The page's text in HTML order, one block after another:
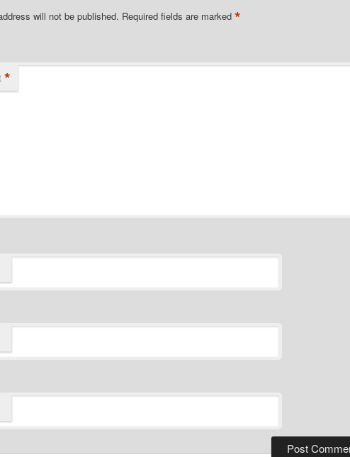
will not be published. Required fields are marked *
*